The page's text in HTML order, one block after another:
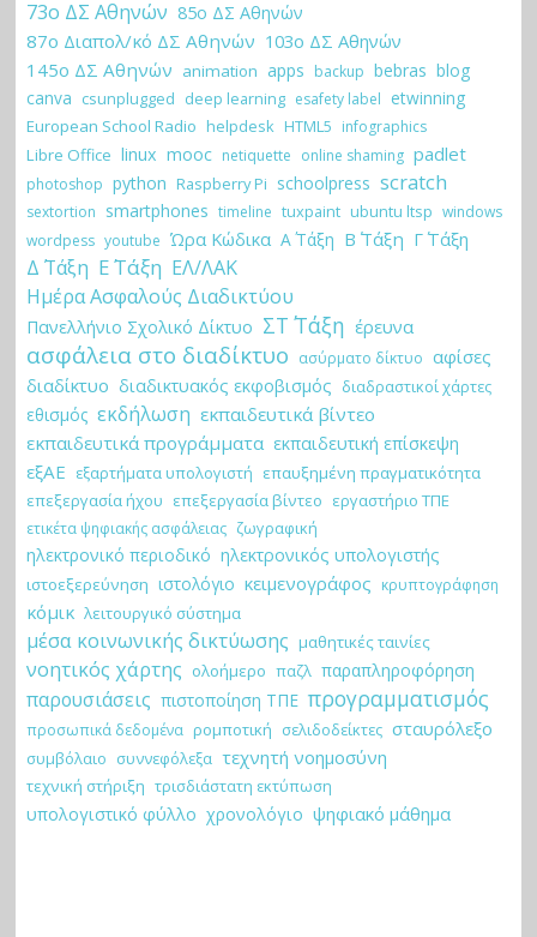
73ο ΔΣ Αθηνών 85ο ΔΣ Αθηνών
87ο Διαπολ/κό ΔΣ Αθηνών 103ο ΔΣ Αθηνών
145ο ΔΣ Αθηνών animation apps backup bebras blog
canva csunplugged deep learning esafety label etwinning
European School Radio helpdesk HTML5 infographics
Libre Office linux mooc netiquette online shaming padlet
photoshop python Raspberry Pi schoolpress scratch
sextortion smartphones timeline tuxpaint ubuntu ltsp windows
wordpess youtube Ώρα Κώδικα Α΄ Τάξη Β΄ Τάξη Γ΄ Τάξη
Δ΄ Τάξη Ε΄ Τάξη ΕΛ/ΛΑΚ
Ημέρα Ασφαλούς Διαδικτύου
Πανελλήνιο Σχολικό Δίκτυο ΣΤ΄ Τάξη έρευνα
ασφάλεια στο διαδίκτυο ασύρματο δίκτυο αφίσες
διαδίκτυο διαδικτυακός εκφοβισμός διαδραστικοί χάρτες
εθισμός εκδήλωση εκπαιδευτικά βίντεο
εκπαιδευτικά προγράμματα εκπαιδευτική επίσκεψη
εξΑΕ εξαρτήματα υπολογιστή επαυξημένη πραγματικότητα
επεξεργασία ήχου επεξεργασία βίντεο εργαστήριο ΤΠΕ
ετικέτα ψηφιακής ασφάλειας ζωγραφική
ηλεκτρονικό περιοδικό ηλεκτρονικός υπολογιστής
ιστοεξερεύνηση ιστολόγιο κειμενογράφος κρυπτογράφηση
κόμικ λειτουργικό σύστημα
μέσα κοινωνικής δικτύωσης μαθητικές ταινίες
νοητικός χάρτης ολοήμερο παζλ παραπληροφόρηση
παρουσιάσεις πιστοποίηση ΤΠΕ προγραμματισμός
προσωπικά δεδομένα ρομποτική σελιδοδείκτες σταυρόλεξο
συμβόλαιο συννεφόλεξα τεχνητή νοημοσύνη
τεχνική στήριξη τρισδιάστατη εκτύπωση
υπολογιστικό φύλλο χρονολόγιο ψηφιακό μάθημα